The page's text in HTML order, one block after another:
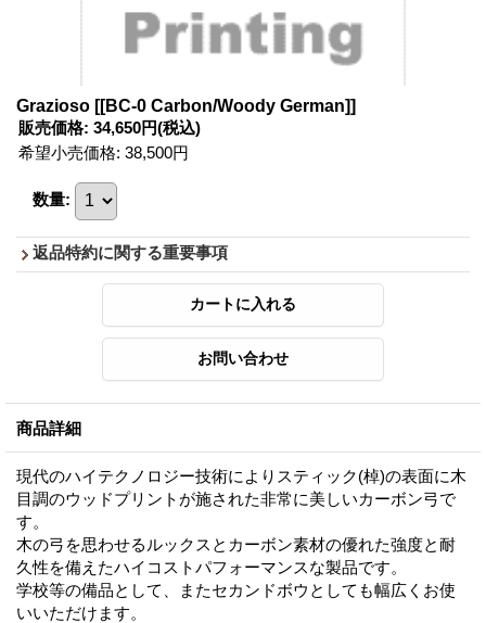
Grazioso [[BC-0 Carbon/Woody German]]
販売価格: 34,650円(税込)
希望小売価格: 38,500円
数量:
返品特約に関する重要事項
商品詳細
現代のハイテクノロジー技術によりスティック(棹)の表面に木
目調のウッドプリントが施された非常に美しいカーボン弓で
す。
木の弓を思わせるルックスとカーボン素材の優れた強度と耐
久性を備えたハイコストパフォーマンスな製品です。
学校等の備品として、またセカンドボウとしても幅広くお使
いいただけます。